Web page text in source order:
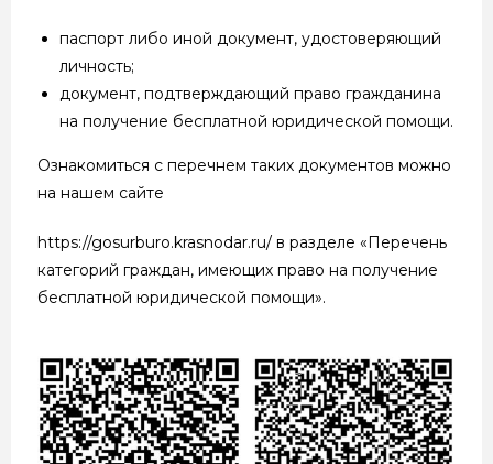
паспорт либо иной документ, удостоверяющий
личность;
документ, подтверждающий право гражданина
на получение бесплатной юридической помощи.
Ознакомиться с перечнем таких документов можно
на нашем сайте
https://gosurburo.krasnodar.ru/ в разделе «Перечень
категорий граждан, имеющих право на получение
бесплатной юридической помощи».